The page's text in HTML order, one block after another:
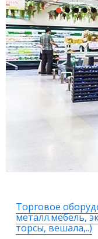
Торговое
металл.мебель,
торсы, вешала,..)